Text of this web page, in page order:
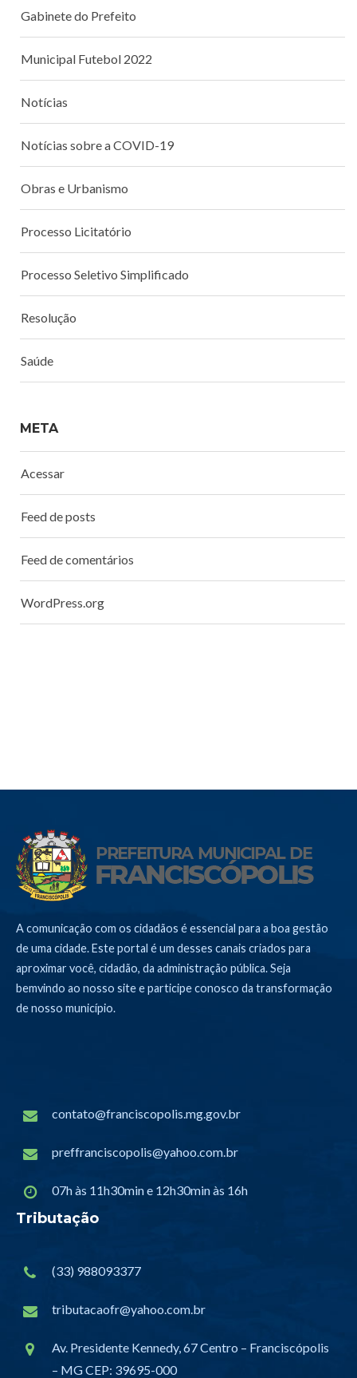
Gabinete do Prefeito
Municipal Futebol 2022
Notícias
Notícias sobre a COVID-19
Obras e Urbanismo
Processo Licitatório
Processo Seletivo Simplificado
Resolução
Saúde
META
Acessar
Feed de posts
Feed de comentários
WordPress.org
A comunicação com os cidadãos é essencial para a boa gestão
de uma cidade. Este portal é um desses canais criados para
aproximar você, cidadão, da administração pública. Seja
bemvindo ao nosso site e participe conosco da transformação
de nosso município.
contato@franciscopolis.mg.gov.br
preffranciscopolis@yahoo.com.br
07h às 11h30min e 12h30min às 16h
Tributação
(33) 988093377
tributacaofr@yahoo.com.br
Av. Presidente Kennedy, 67 Centro – Franciscópolis
– MG CEP: 39695-000